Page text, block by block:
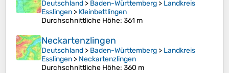
Deutschland > Baden-Württemberg > Landkreis
Esslingen > Kleinbettlingen
Durchschnittliche Höhe: 361 m
Neckartenzlingen
Deutschland > Baden-Württemberg > Landkreis
Esslingen > Neckartenzlingen
Durchschnittliche Höhe: 360 m